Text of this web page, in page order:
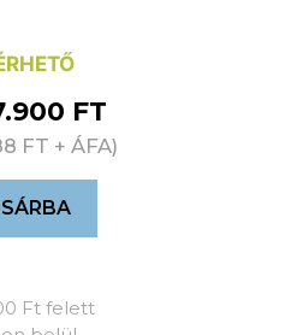
FT
FT + ÁFA)
Ft felett